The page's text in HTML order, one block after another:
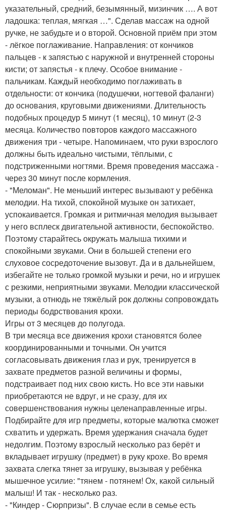
указательный, средний, безымянный, мизинчик …. А вот
ладошка: теплая, мягкая …". Сделав массаж на одной
ручке, не забудьте и о второй. Основной приём при этом
- лёгкое поглаживание. Направления: от кончиков
пальцев - к запястью с наружной и внутренней стороны
кисти; от запястья - к плечу. Особое внимание -
пальчикам. Каждый необходимо поглаживать в
отдельности: от кончика (подушечки, ногтевой фаланги)
до основания, круговыми движениями. Длительность
подобных процедур 5 минут (1 месяц), 10 минут (2-3
месяца. Количество повторов каждого массажного
движения три - четыре. Напоминаем, что руки взрослого
должны быть идеально чистыми, тёплыми, с
подстриженными ногтями. Время проведения массажа -
через 30 минут после кормления.
- "Меломан". Не меньший интерес вызывают у ребёнка
мелодии. На тихой, спокойной музыке он затихает,
успокаивается. Громкая и ритмичная мелодия вызывает
у него всплеск двигательной активности, беспокойство.
Поэтому старайтесь окружать малыша тихими и
спокойными звуками. Они в большей степени его
слуховое сосредоточение вызовут. Да и в дальнейшем,
избегайте не только громкой музыки и речи, но и игрушек
с резкими, неприятными звуками. Мелодии классической
музыки, а отнюдь не тяжёлый рок должны сопровождать
периоды бодрствования крохи.
Игры от 3 месяцев до полугода.
В три месяца все движения крохи становятся более
координированными и точными. Он учится
согласовывать движения глаз и рук, тренируется в
захвате предметов разной величины и формы,
подстраивает под них свою кисть. Но все эти навыки
приобретаются не вдруг, и не сразу, для их
совершенствования нужны целенаправленные игры.
Подбирайте для игр предметы, которые малютка сможет
схватить и удержать. Время удержания сначала будет
недолгим. Поэтому взрослый несколько раз берёт и
вкладывает игрушку (предмет) в руку крохе. Во время
захвата слегка тянет за игрушку, вызывая у ребёнка
мышечное усилие: "тянем - потянем! Ох, какой сильный
малыш! И так - несколько раз.
- "Киндер - Сюрпризы". В случае если в семье есть